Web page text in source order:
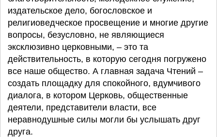
издательское дело, богословское и
религиоведческое просвещение и многие другие
вопросы, безусловно, не являющиеся
эксклюзивно церковными, – это та
действительность, в которую сегодня погружено
все наше общество. А главная задача Чтений –
создать площадку для спокойного, вдумчивого
диалога, в котором Церковь, общественные
деятели, представители власти, все
неравнодушные силы могли бы услышать друг
друга.